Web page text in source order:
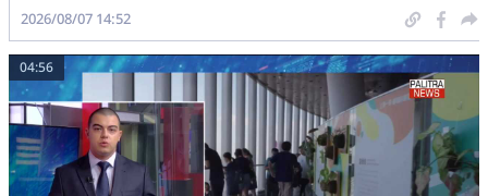
2026/08/07 14:52
04:56